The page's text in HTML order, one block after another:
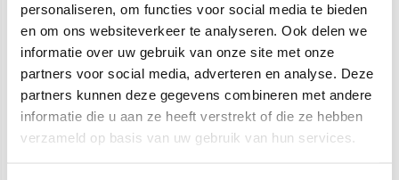
personaliseren, om functies voor social media te bieden
en om ons websiteverkeer te analyseren. Ook delen we
informatie over uw gebruik van onze site met onze
partners voor social media, adverteren en analyse. Deze
partners kunnen deze gegevens combineren met andere
informatie die u aan ze heeft verstrekt of die ze hebben
verzameld op basis van uw gebruik van hun services.
Scentific CASUAL FRIDAY
Eau de Parfum 100ml
€ 34,95